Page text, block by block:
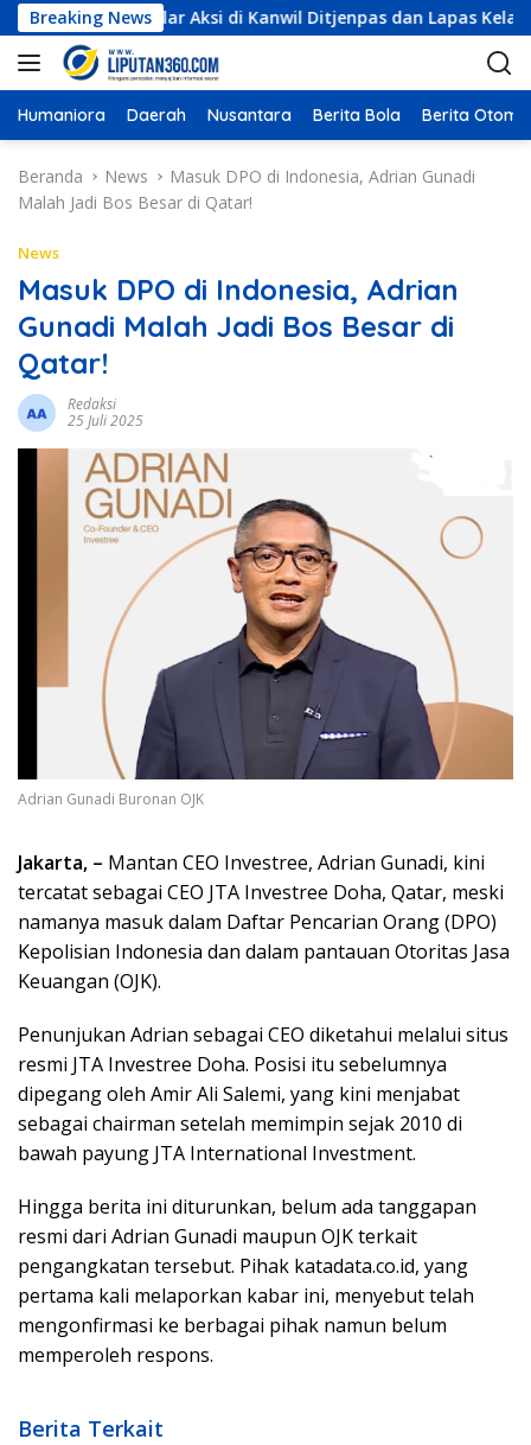
a
g
u
Breaking News
Siap Gelar Aksi di Kanwil Ditjenpas dan Lapas Kelas IIA
Humaniora Daerah Nusantara Berita Bola Berita
Beranda News
Masuk DPO di Indonesia, Adrian Gunadi
Malah Jadi Bos Besar di Qatar!
News
Masuk DPO di Indonesia, Adrian
Gunadi Malah Jadi Bos Besar di
Qatar!
Redaksi
25 Juli 2025
Adrian Gunadi Buronan OJK
Jakarta, – Mantan CEO Investree, Adrian Gunadi, kini
tercatat sebagai CEO JTA Investree Doha, Qatar, meski
namanya masuk dalam Daftar Pencarian Orang (DPO)
Kepolisian Indonesia dan dalam pantauan Otoritas Jasa
Keuangan (OJK).
Penunjukan Adrian sebagai CEO diketahui melalui situs
resmi JTA Investree Doha. Posisi itu sebelumnya
dipegang oleh Amir Ali Salemi, yang kini menjabat
sebagai chairman setelah memimpin sejak 2010 di
bawah payung JTA International Investment.
Hingga berita ini diturunkan, belum ada tanggapan
resmi dari Adrian Gunadi maupun OJK terkait
pengangkatan tersebut. Pihak katadata.co.id, yang
pertama kali melaporkan kabar ini, menyebut telah
mengonfirmasi ke berbagai pihak namun belum
memperoleh respons.
Berita Terkait